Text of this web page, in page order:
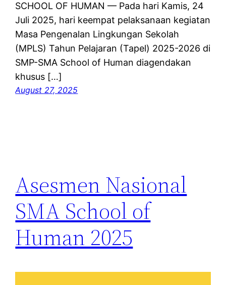
SCHOOL OF HUMAN — Pada hari Kamis, 24
Juli 2025, hari keempat pelaksanaan kegiatan
Masa Pengenalan Lingkungan Sekolah
(MPLS) Tahun Pelajaran (Tapel) 2025-2026 di
SMP-SMA School of Human diagendakan
khusus […]
August 27, 2025
Asesmen Nasional
SMA School of
Human 2025